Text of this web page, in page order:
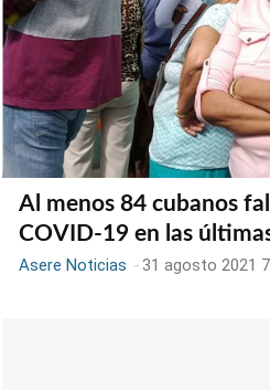
Al menos 84 cubanos
COVID-19 en las
Asere Noticias - 31 agosto 2021